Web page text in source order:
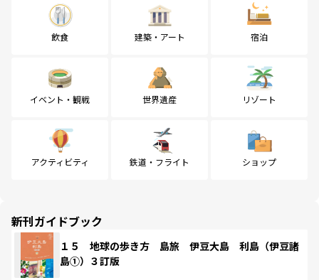
飲食 建築・アート 宿泊
イベント・観戦 世界遺産 リゾート
アクティビティ 鉄道・フライト ショップ
新刊ガイドブック
１５ 地球の歩き方 島旅 伊豆大島 利島（伊豆諸
島①）３訂版